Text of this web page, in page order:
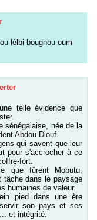
lèlbi bougnou oum
telle évidence que
sénégalaise, née de la
Abdou Diouf.
qui savent que leur
pour s'accrocher à ce
fort.
que fûrent Mobutu,
tâche dans le paysage
humaines de valeur.
pied dans une ère
son pays et ses
et intégrité.